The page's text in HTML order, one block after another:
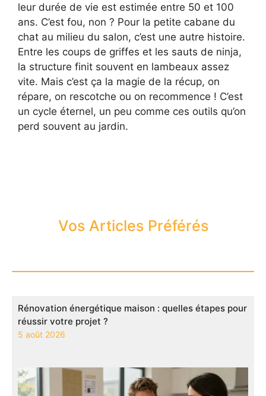
leur durée de vie est estimée entre 50 et 100
ans. C’est fou, non ? Pour la petite cabane du
chat au milieu du salon, c’est une autre histoire.
Entre les coups de griffes et les sauts de ninja,
la structure finit souvent en lambeaux assez
vite. Mais c’est ça la magie de la récup, on
répare, on rescotche ou on recommence ! C’est
un cycle éternel, un peu comme ces outils qu’on
perd souvent au jardin.
Vos Articles Préférés
Rénovation énergétique maison : quelles étapes pour
réussir votre projet ?
5 août 2026